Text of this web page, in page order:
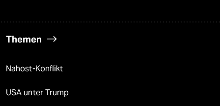
Themen
Nahost-Konflikt
USA unter Trump